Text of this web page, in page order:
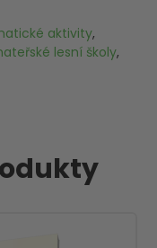
aktivity,
lesní školy,